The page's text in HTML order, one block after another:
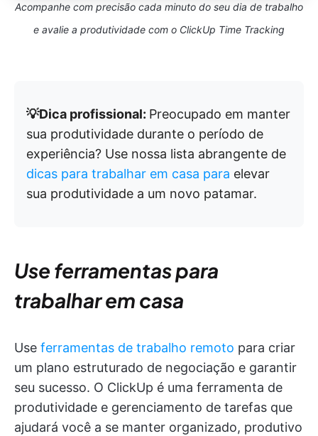
Acompanhe com precisão cada minuto do seu dia de trabalho
e avalie a produtividade com o ClickUp Time Tracking
💡Dica profissional: Preocupado em manter
sua produtividade durante o período de
experiência? Use nossa lista abrangente de
dicas para trabalhar em casa para elevar
sua produtividade a um novo patamar.
Use ferramentas para
trabalhar em casa
Use ferramentas de trabalho remoto para criar
um plano estruturado de negociação e garantir
seu sucesso. O ClickUp é uma ferramenta de
produtividade e gerenciamento de tarefas que
ajudará você a se manter organizado, produtivo